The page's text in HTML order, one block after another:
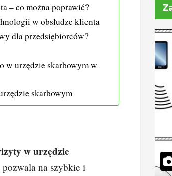
– co można poprawić?
w obsłudze klienta
dla przedsiębiorców?
w urzędzie skarbowym w
skarbowym
w urzędzie
na szybkie i